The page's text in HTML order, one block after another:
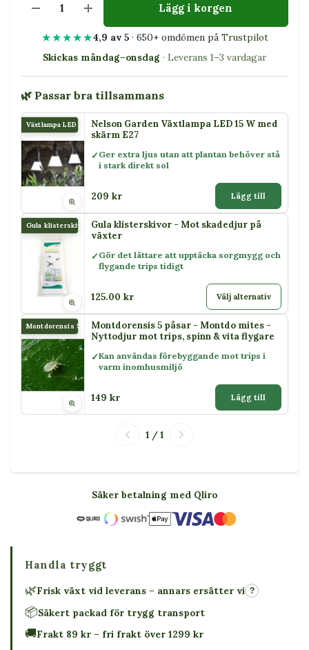
Lägg i korgen
★★★★★4,9 av 5· 650+ omdömen på Trustpilot
Skickas måndag–onsdag · Leverans 1–3 vardagar
🌿 Passar bra tillsammans
Växtlampa LED 15 WNelson Garden Växtlampa LED 15 W med
skärm E27
Ger extra ljus utan att plantan behöver stå
i stark direkt sol
209 kr Lägg till
Gula klisterskivor
Gula klisterskivor - Mot skadedjur på
växter
Gör det lättare att upptäcka sorgmygg och
flygande trips tidigt
125.00 kr Välj alternativ
Montdorensis 5 påsarMontdorensis 5 påsar - Montdo mites -
Nyttodjur mot trips, spinn & vita flygare
Kan användas förebyggande mot trips i
varm inomhusmiljö
149 kr Lägg till
1 / 1
Säker betalning med Qliro
Handla tryggt
🌿Frisk växt vid leverans – annars ersätter vi ?
📦Säkert packad för trygg transport
🚚Frakt 89 kr – fri frakt över 1299 kr